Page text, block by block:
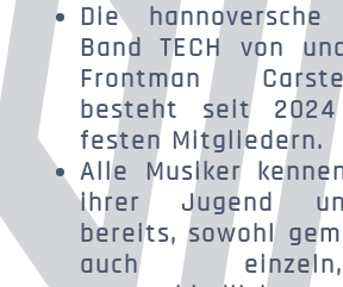
Die hannoversche
Band TECH von
Frontman
besteht seit
festen Mitgliedern.
Alle Musiker
ihrer Jugend
bereits, sowohl
auch